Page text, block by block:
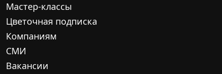
Мастер-классы
Цветочная подписка
Компаниям
СМИ
Вакансии